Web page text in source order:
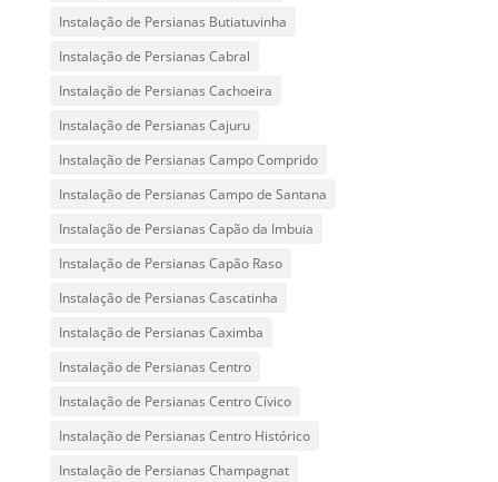
Instalação de Persianas Butiatuvinha
Instalação de Persianas Cabral
Instalação de Persianas Cachoeira
Instalação de Persianas Cajuru
Instalação de Persianas Campo Comprido
Instalação de Persianas Campo de Santana
Instalação de Persianas Capão da Imbuia
Instalação de Persianas Capão Raso
Instalação de Persianas Cascatinha
Instalação de Persianas Caximba
Instalação de Persianas Centro
Instalação de Persianas Centro Cívico
Instalação de Persianas Centro Histórico
Instalação de Persianas Champagnat